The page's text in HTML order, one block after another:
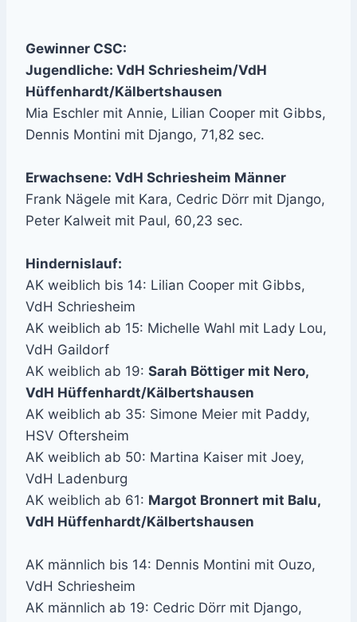
Gewinner CSC:
Jugendliche: VdH Schriesheim/VdH
Hüffenhardt/Kälbertshausen
Mia Eschler mit Annie, Lilian Cooper mit Gibbs,
Dennis Montini mit Django, 71,82 sec.
Erwachsene: VdH Schriesheim Männer
Frank Nägele mit Kara, Cedric Dörr mit Django,
Peter Kalweit mit Paul, 60,23 sec.
Hindernislauf:
AK weiblich bis 14: Lilian Cooper mit Gibbs,
VdH Schriesheim
AK weiblich ab 15: Michelle Wahl mit Lady Lou,
VdH Gaildorf
AK weiblich ab 19: Sarah Böttiger mit Nero,
VdH Hüffenhardt/Kälbertshausen
AK weiblich ab 35: Simone Meier mit Paddy,
HSV Oftersheim
AK weiblich ab 50: Martina Kaiser mit Joey,
VdH Ladenburg
AK weiblich ab 61: Margot Bronnert mit Balu,
VdH Hüffenhardt/Kälbertshausen
AK männlich bis 14: Dennis Montini mit Ouzo,
VdH Schriesheim
AK männlich ab 19: Cedric Dörr mit Django,